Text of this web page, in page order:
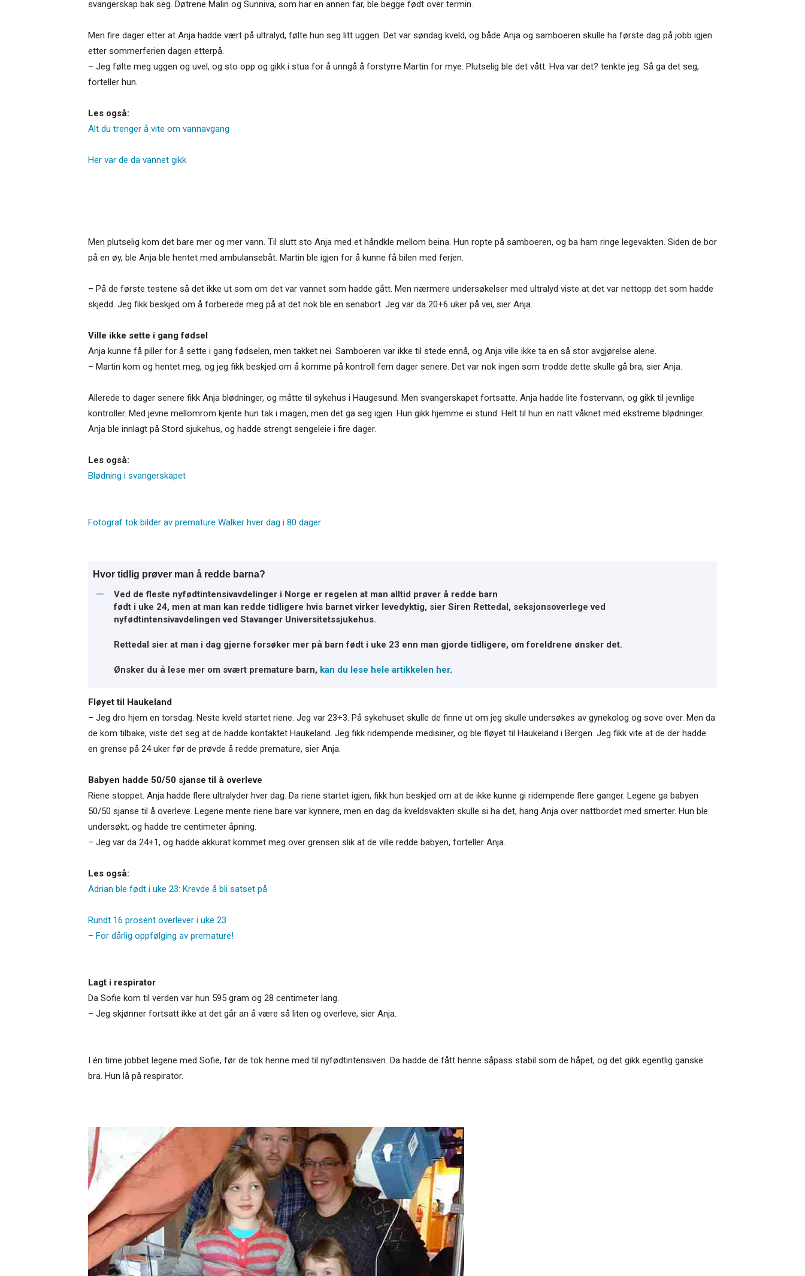
svangerskap bak seg. Døtrene Malin og Sunniva, som har en annen far, ble begge født over termin.
Men fire dager etter at Anja hadde vært på ultralyd, følte hun seg litt uggen. Det var søndag kveld, og både Anja og samboeren skulle ha første dag på jobb igjen
etter sommerferien dagen etterpå.
– Jeg følte meg uggen og uvel, og sto opp og gikk i stua for å unngå å forstyrre Martin for mye. Plutselig ble det vått. Hva var det? tenkte jeg. Så ga det seg,
forteller hun.
Les også:
Alt du trenger å vite om vannavgang
Her var de da vannet gikk
Men plutselig kom det bare mer og mer vann. Til slutt sto Anja med et håndkle mellom beina. Hun ropte på samboeren, og ba ham ringe legevakten. Siden de bor
på en øy, ble Anja ble hentet med ambulansebåt. Martin ble igjen for å kunne få bilen med ferjen.
– På de første testene så det ikke ut som om det var vannet som hadde gått. Men nærmere undersøkelser med ultralyd viste at det var nettopp det som hadde
skjedd. Jeg fikk beskjed om å forberede meg på at det nok ble en senabort. Jeg var da 20+6 uker på vei, sier Anja.
Ville ikke sette i gang fødsel
Anja kunne få piller for å sette i gang fødselen, men takket nei. Samboeren var ikke til stede ennå, og Anja ville ikke ta en så stor avgjørelse alene.
– Martin kom og hentet meg, og jeg fikk beskjed om å komme på kontroll fem dager senere. Det var nok ingen som trodde dette skulle gå bra, sier Anja.
Allerede to dager senere fikk Anja blødninger, og måtte til sykehus i Haugesund. Men svangerskapet fortsatte. Anja hadde lite fostervann, og gikk til jevnlige
kontroller. Med jevne mellomrom kjente hun tak i magen, men det ga seg igjen. Hun gikk hjemme ei stund. Helt til hun en natt våknet med ekstreme blødninger.
Anja ble innlagt på Stord sjukehus, og hadde strengt sengeleie i fire dager.
Les også:
Blødning i svangerskapet
Fotograf tok bilder av premature Walker hver dag i 80 dager
Hvor tidlig prøver man å redde barna?
Ved de fleste nyfødtintensivavdelinger i Norge er regelen at man alltid prøver å redde barn
født i uke 24, men at man kan redde tidligere hvis barnet virker levedyktig, sier Siren Rettedal, seksjonsoverlege ved
nyfødtintensivavdelingen ved Stavanger Universitetssjukehus.
Rettedal sier at man i dag gjerne forsøker mer på barn født i uke 23 enn man gjorde tidligere, om foreldrene ønsker det.
Ønsker du å lese mer om svært premature barn, kan du lese hele artikkelen her.
Fløyet til Haukeland
– Jeg dro hjem en torsdag. Neste kveld startet riene. Jeg var 23+3. På sykehuset skulle de finne ut om jeg skulle undersøkes av gynekolog og sove over. Men da
de kom tilbake, viste det seg at de hadde kontaktet Haukeland. Jeg fikk ridempende medisiner, og ble fløyet til Haukeland i Bergen. Jeg fikk vite at de der hadde
en grense på 24 uker før de prøvde å redde premature, sier Anja.
Babyen hadde 50/50 sjanse til å overleve
Riene stoppet. Anja hadde flere ultralyder hver dag. Da riene startet igjen, fikk hun beskjed om at de ikke kunne gi ridempende flere ganger. Legene ga babyen
50/50 sjanse til å overleve. Legene mente riene bare var kynnere, men en dag da kveldsvakten skulle si ha det, hang Anja over nattbordet med smerter. Hun ble
undersøkt, og hadde tre centimeter åpning.
– Jeg var da 24+1, og hadde akkurat kommet meg over grensen slik at de ville redde babyen, forteller Anja.
Les også:
Adrian ble født i uke 23: Krevde å bli satset på
Rundt 16 prosent overlever i uke 23
– For dårlig oppfølging av premature!
Lagt i respirator
Da Sofie kom til verden var hun 595 gram og 28 centimeter lang.
– Jeg skjønner fortsatt ikke at det går an å være så liten og overleve, sier Anja.
I én time jobbet legene med Sofie, før de tok henne med til nyfødtintensiven. Da hadde de fått henne såpass stabil som de håpet, og det gikk egentlig ganske
bra. Hun lå på respirator.